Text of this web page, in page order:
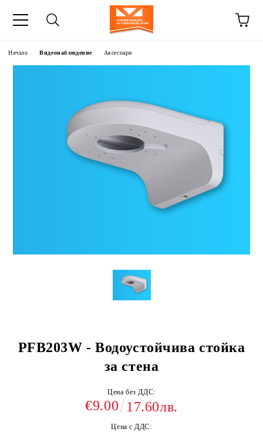
Начало Видеонаблюдение Аксесоари
PFB203W - Водоустойчива стойка
за стена
Цена без ДДС:
€9.00 17.60лв.
Цена с ДДС: